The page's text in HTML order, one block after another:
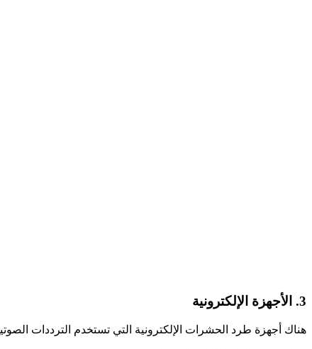
3. الأجهزة الإلكترونية
هناك أجهزة طرد الحشرات الإلكترونية التي تستخدم الترددات